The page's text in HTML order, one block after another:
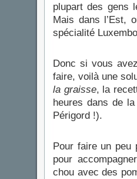
plupart des gens
Mais dans l’Est,
spécialité
Donc si vous avez
faire, voilà une
la graisse, la
heures dans de
Périgord !).
Pour faire un
pour
chou avec des